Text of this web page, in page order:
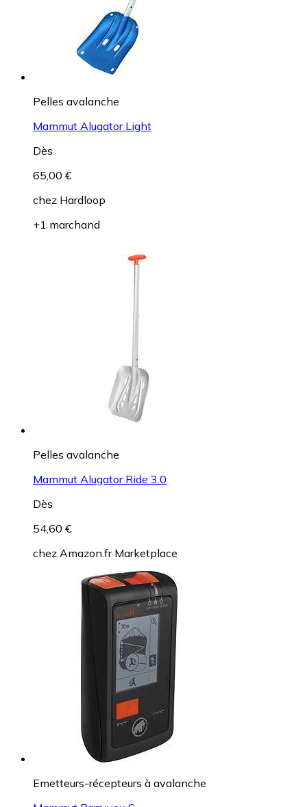
Pelles avalanche
Mammut Alugator Light
Dès
65,00 €
chez Hardloop
+1 marchand
Pelles avalanche
Mammut Alugator Ride 3.0
Dès
54,60 €
chez Amazon.fr Marketplace
Emetteurs-récepteurs à avalanche